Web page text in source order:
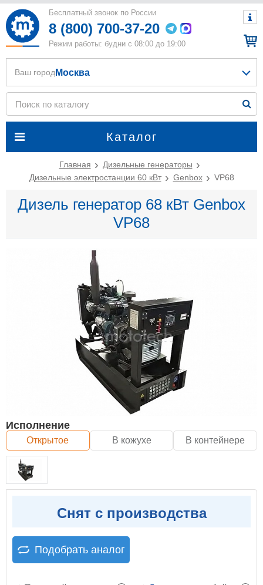
Бесплатный звонок по России
8 (800) 700-37-20
Режим работы: будни с 08:00 до 19:00
Каталог
Ваш город Москва
Главная
Дизельные генераторы
Дизельные электростанции 60 кВт
Genbox VP68
Дизель генератор 68 кВт Genbox
VP68
Исполнение
Открытое В кожухе В контейнере
Снят с производства
Подобрать аналог